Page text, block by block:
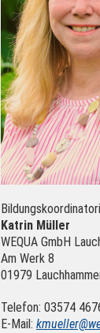
Katrin Müller
WEQUA GmbH
Am Werk 8
01979
Telefon: 03574
E-Mail: